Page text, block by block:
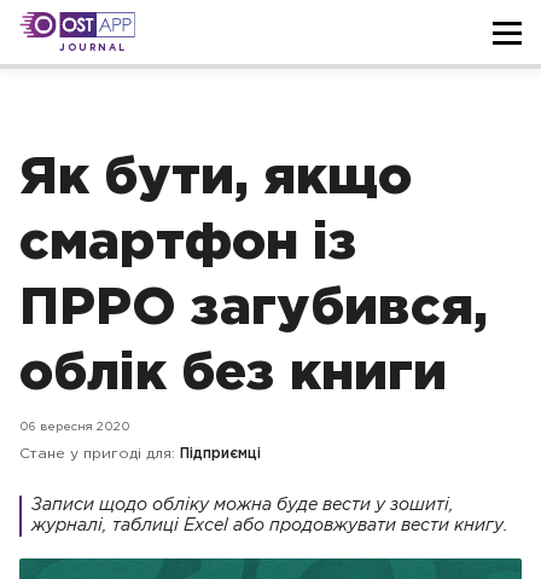
JOURNAL
Як бути, якщо
смартфон із
ПРРО загубився,
облік без книги
06 вересня 2020
Стане у пригоді для: Підприємці
Записи щодо обліку можна буде вести у зошиті,
журналі, таблиці Excel або продовжувати вести книгу.